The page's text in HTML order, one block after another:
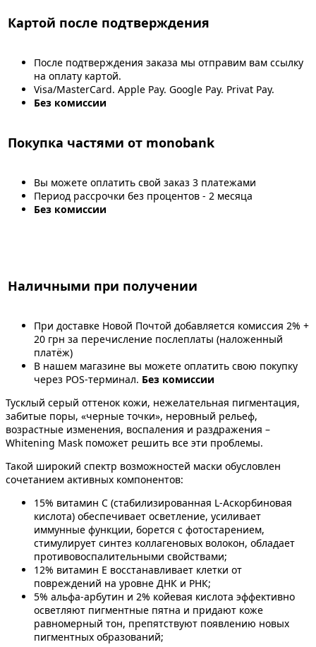
Картой после подтверждения
После подтверждения заказа мы отправим вам ссылку
на оплату картой.
Visa/MasterCard. Apple Pay. Google Pay. Privat Pay.
Без комиссии
Покупка частями от monobank
Вы можете оплатить свой заказ 3 платежами
Период рассрочки без процентов - 2 месяца
Без комиссии
Наличными при получении
При доставке Новой Почтой добавляется комиссия 2% +
20 грн за перечисление послеплаты (наложенный
платёж)
В нашем магазине вы можете оплатить свою покупку
через POS-терминал. Без комиссии
Тусклый серый оттенок кожи, нежелательная пигментация,
забитые поры, «черные точки», неровный рельеф,
возрастные изменения, воспаления и раздражения –
Whitening Mask поможет решить все эти проблемы.
Такой широкий спектр возможностей маски обусловлен
сочетанием активных компонентов:
15% витамин С (стабилизированная L-Аскорбиновая
кислота) обеспечивает осветление, усиливает
иммунные функции, борется с фотостарением,
стимулирует синтез коллагеновых волокон, обладает
противовоспалительными свойствами;
12% витамин Е восстанавливает клетки от
повреждений на уровне ДНК и РНК;
5% альфа-арбутин и 2% койевая кислота эффективно
осветляют пигментные пятна и придают коже
равномерный тон, препятствуют появлению новых
пигментных образований;